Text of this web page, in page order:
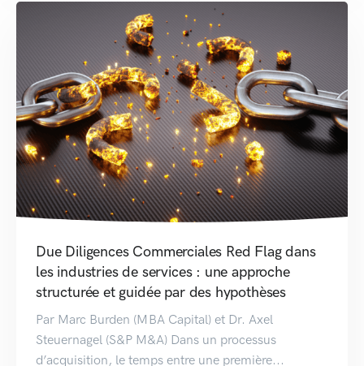
Due Diligences Commerciales Red Flag dans
les industries de services : une approche
structurée et guidée par des hypothèses
Par Marc Burden (MBA Capital) et Dr. Axel
Steuernagel (S&P M&A) Dans un processus
d’acquisition, le temps entre une première...